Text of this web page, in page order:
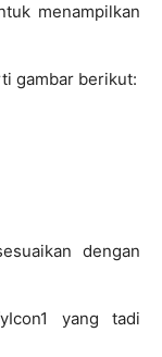
menampilkan
gambar berikut:
dengan
yang tadi